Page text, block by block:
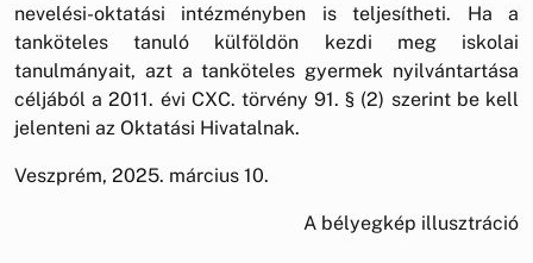
nevelési-oktatási intézményben is teljesítheti. Ha a
tanköteles tanuló külföldön kezdi meg iskolai
tanulmányait, azt a tanköteles gyermek nyilvántartása
céljából a 2011. évi CXC. törvény 91. § (2) szerint be kell
jelenteni az Oktatási Hivatalnak.
Veszprém, 2025. március 10.
A bélyegkép illusztráció